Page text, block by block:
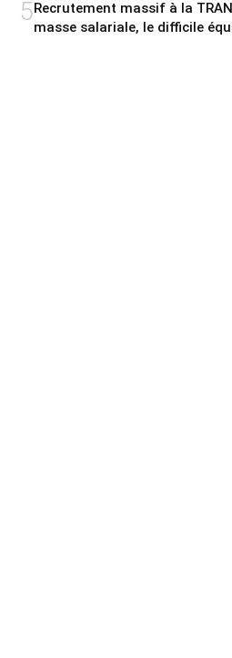
5Recrutement massif à la
masse salariale, le difficile